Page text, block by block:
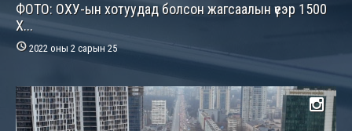
ФОТО: ОХУ-ын хотуудад болсон жагсаалын үеэр 1500
Х...
2022 оны 2 сарын 25